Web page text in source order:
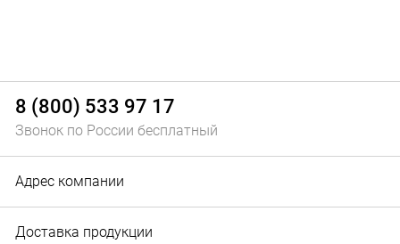
8 (800) 533 97 17
Звонок по России бесплатный
Адрес компании
Доставка продукции